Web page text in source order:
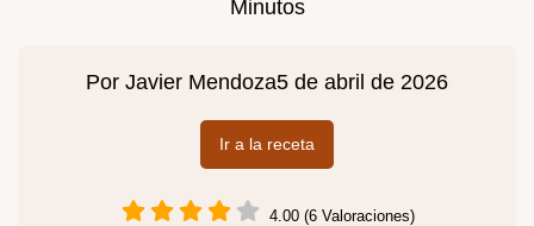
Minutos
Por Javier Mendoza5 de abril de 2026
Ir a la receta
4.00 (6 Valoraciones)